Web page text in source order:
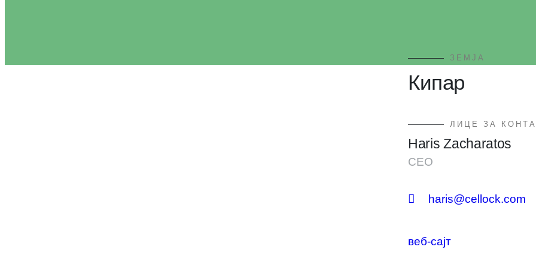
ЗЕМЈА
Кипар
ЛИЦЕ ЗА
Haris Zacharatos
CEO
haris@cellock.com
веб-сајт